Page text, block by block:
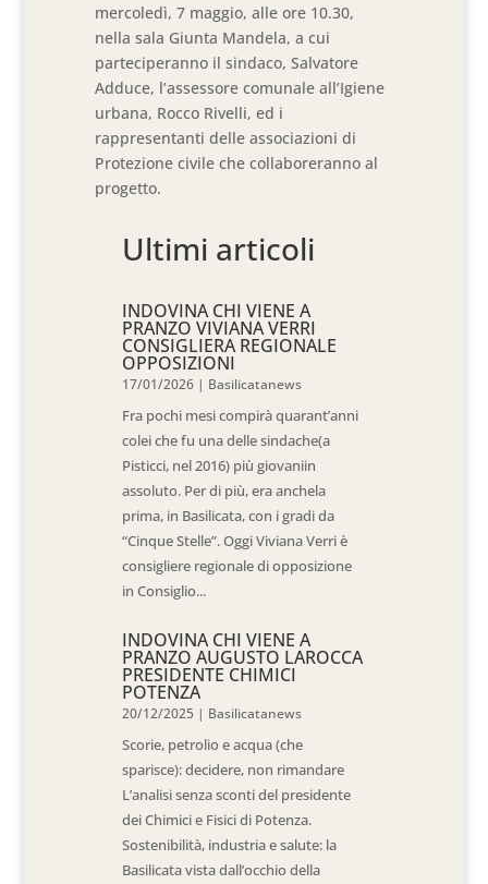
mercoledì, 7 maggio, alle ore 10.30,
nella sala Giunta Mandela, a cui
parteciperanno il sindaco, Salvatore
Adduce, l’assessore comunale all’Igiene
urbana, Rocco Rivelli, ed i
rappresentanti delle associazioni di
Protezione civile che collaboreranno al
progetto.
Ultimi articoli
INDOVINA CHI VIENE A
PRANZO VIVIANA VERRI
CONSIGLIERA REGIONALE
OPPOSIZIONI
17/01/2026 | Basilicatanews
Fra pochi mesi compirà quarant’anni
colei che fu una delle sindache(a
Pisticci, nel 2016) più giovaniin
assoluto. Per di più, era anchela
prima, in Basilicata, con i gradi da
“Cinque Stelle”. Oggi Viviana Verri è
consigliere regionale di opposizione
in Consiglio...
INDOVINA CHI VIENE A
PRANZO AUGUSTO LAROCCA
PRESIDENTE CHIMICI
POTENZA
20/12/2025 | Basilicatanews
Scorie, petrolio e acqua (che
sparisce): decidere, non rimandare
L’analisi senza sconti del presidente
dei Chimici e Fisici di Potenza.
Sostenibilità, industria e salute: la
Basilicata vista dall’occhio della